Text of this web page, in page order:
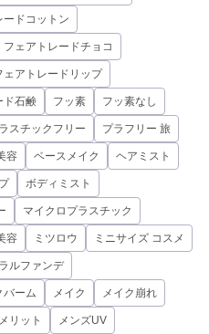
ードコットン
フェアトレードチョコ
ェアトレードリップ
ド石鹸 フッ素 フッ素なし
スチックフリー プラフリー 旅
容 ベースメイク ヘアミスト
ボディミスト
マイクロプラスチック
容 ミツロウ ミニサイズ コスメ
ルファンデ
バーム メイク メイク崩れ
メリット メンズUV